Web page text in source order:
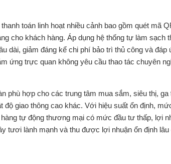
toán linh hoạt nhiều cảnh bao gồm quét mã
cho khách hàng. Áp dụng hệ thống tự làm sạch
dài, giảm đáng kể chi phí bảo trì thủ công và đáp
ứng trực quan không yêu cầu thao tác chuyên
phù hợp cho các trung tâm mua sắm, siêu thị, ga
giao thông cao khác. Với hiệu suất ổn định,
tự động thương mại có mức đầu tư thấp, lợi
tươi lành mạnh và thu được lợi nhuận ổn định lâu